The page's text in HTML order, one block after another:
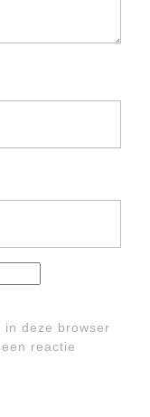
in deze browser
reactie